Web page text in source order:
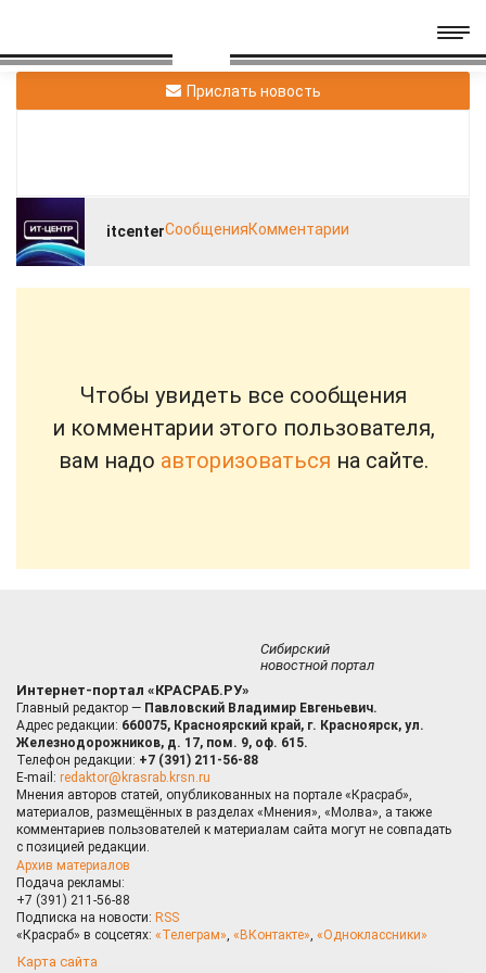
Прислать новость
itcenterСообщенияКомментарии
Чтобы увидеть все сообщения
и комментарии этого пользователя,
вам надо авторизоваться на сайте.
Сибирский
новостной портал
Интернет-портал «КРАСРАБ.РУ»
Главный редактор — Павловский Владимир Евгеньевич.
Адрес редакции: 660075, Красноярский край, г. Красноярск, ул.
Железнодорожников, д. 17, пом. 9, оф. 615.
Телефон редакции: +7 (391) 211-56-88
E-mail: redaktor@krasrab.krsn.ru
Мнения авторов статей, опубликованных на портале «Красраб»,
материалов, размещённых в разделах «Мнения», «Молва», а также
комментариев пользователей к материалам сайта могут не совпадать
с позицией редакции.
Архив материалов
Подача рекламы:
+7 (391) 211-56-88
Подписка на новости: RSS
«Красраб» в соцсетях: «Телеграм», «ВКонтакте», «Одноклассники»
Карта сайта